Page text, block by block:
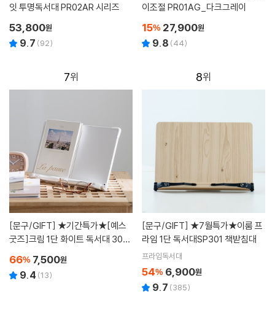
잇 투명독서대 PR02AR 시리즈
53,800원
9.7 (92)
이조절 PR01AG_다크그레이
15% 27,900원
9.8 (44)
7
[문구/GIFT]
굿즈]크림 1단 화이트 독서대 300
66% 7,500원
9.4 (13)
8
[문구/GIFT]
라임 1단 독서대SP301 책받침대
프라임독서대
54% 6,900원
9.7 (385)